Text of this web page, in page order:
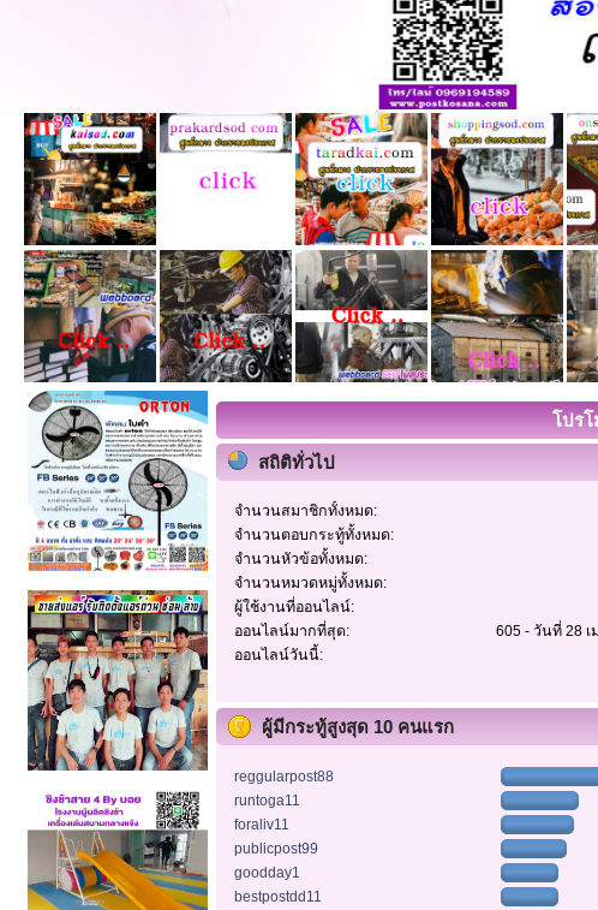
โปร
สถิติทั่วไป
จำนวนสมาชิกทั้งหมด:
จำนวนตอบกระทู้ทั้งหมด:
จำนวนหัวข้อทั้งหมด:
จำนวนหมวดหมู่ทั้งหมด:
ผู้ใช้งานที่ออนไลน์:
ออนไลน์มากที่สุด:
605 - วันที่ 28
ออนไลน์วันนี้:
ผู้มีกระทู้สูงสุด 10 คนแรก
reggularpost88
runtoga11
foraliv11
publicpost99
goodday1
bestpostdd11